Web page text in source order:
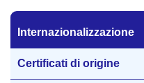
Internazionalizzazione
Certificati di origine